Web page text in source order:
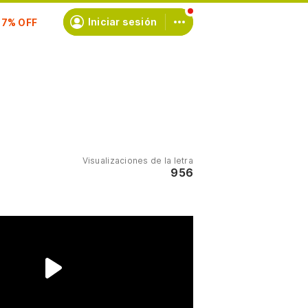
Iniciar sesión
Visualizaciones de la letra
956